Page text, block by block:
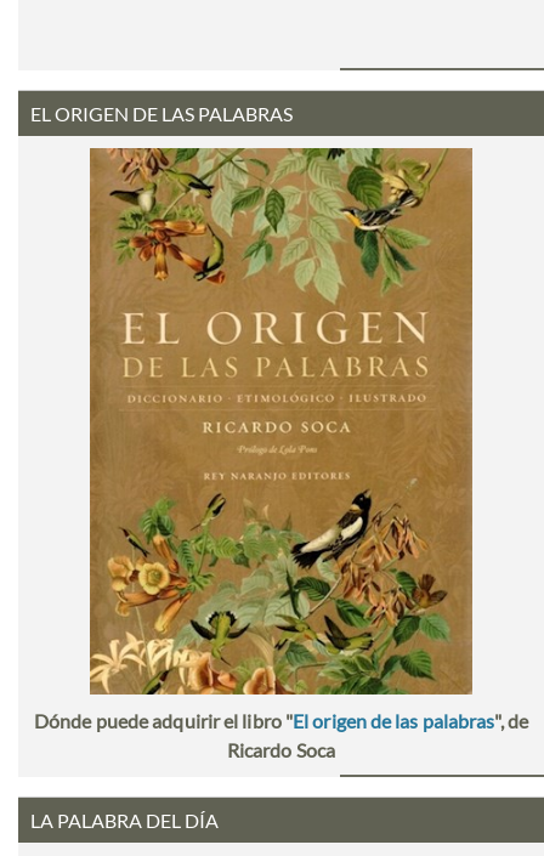
EL ORIGEN DE LAS PALABRAS
Dónde puede adquirir el libro "El origen de las palabras", de
Ricardo Soca
LA PALABRA DEL DÍA